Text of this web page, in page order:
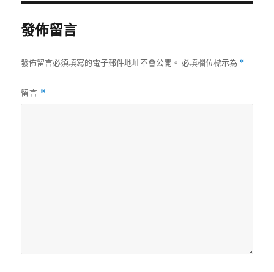
者
佈
發佈留言
發佈留言必須填寫的電子郵件地址不會公開。 必填欄位標示為 *
留言 *